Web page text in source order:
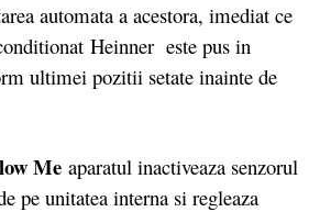
automata a acestora, imediat ce
Heinner este pus in
ultimei pozitii setate inainte de
Me aparatul inactiveaza senzorul
pe unitatea interna si regleaza